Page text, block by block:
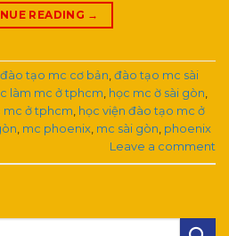
READING →
đào tạo mc cơ bản, đào tạo mc sài
làm mc ở tphcm, học mc ờ sài gòn,
mc ở tphcm, học viện đào tạo mc ở
, mc phoenix, mc sài gòn, phoenix
Leave a comment